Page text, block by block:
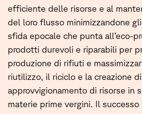
efficiente delle risorse e al
del loro flusso minimizzandone gli
sfida epocale che punta all’eco-
prodotti durevoli e riparabili per
produzione di rifiuti e
riutilizzo, il riciclo e la creazione
approvvigionamento di risorse in
materie prime vergini. Il